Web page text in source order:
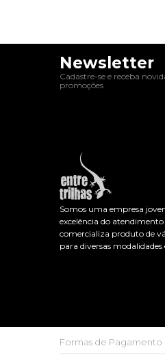
Newsletter
Cadastre-se e receba
promoções
Somos uma empresa
excelência do atendimento
comercializa produto de
para diversas modalidades
Formas de Pagamento